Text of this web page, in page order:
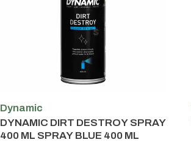
Dynamic
DYNAMIC DIRT DESTROY SPRAY
400 ML SPRAY BLUE 400 ML